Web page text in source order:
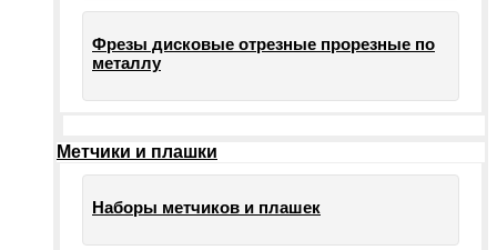
Фрезы дисковые отрезные прорезные по
металлу
Метчики и плашки
Наборы метчиков и плашек